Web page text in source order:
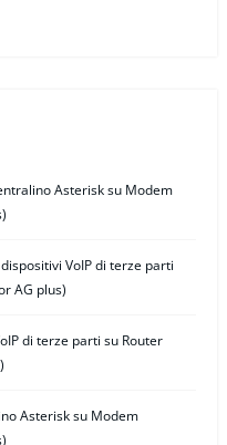
Asterisk su Modem
VoIP di terze parti
AG plus)
di terze parti su Router
Asterisk su Modem